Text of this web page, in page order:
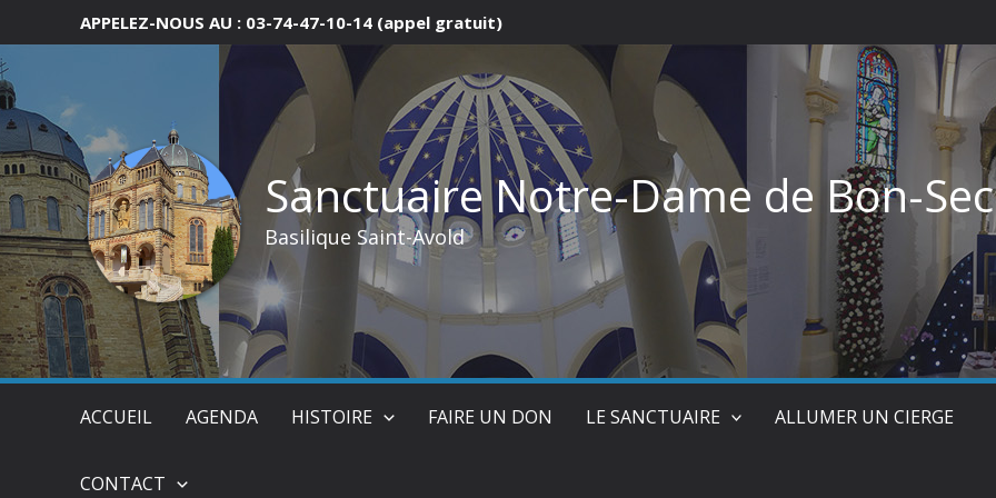
au
contenu
APPELEZ-NOUS AU : 03-74-47-10-14 (appel gratuit)
Sanctuaire Notre-Dame de Bon-
Basilique Saint-Avold
ACCUEIL AGENDA HISTOIRE FAIRE UN DON LE SANCTUAIRE ALLUMER UN CIERGE
CONTACT